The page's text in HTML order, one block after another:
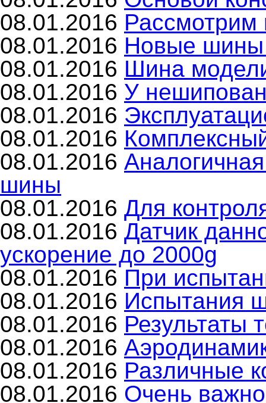
08.01.2016 Рассмотрим
08.01.2016 Новые шины
08.01.2016 Шина
08.01.2016 У
08.01.2016
08.01.2016
08.01.2016
шины
08.01.2016 Для
08.01.2016 Датчик
ускорение до 2000g
08.01.2016 При
08.01.2016 Испытания
08.01.2016 Результаты
08.01.2016
08.01.2016 Различные
08.01.2016 Очень